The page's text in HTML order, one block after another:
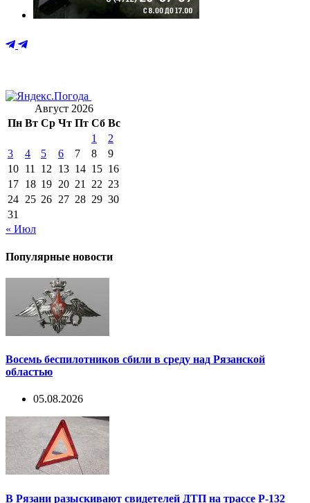
Август 2026
Пн Вт Ср Чт Пт Сб Вс
1
2
3
4 5 6 7 8
9
10 11 12 13 14 15 16
17 18 19 20 21 22 23
24 25 26 27 28 29 30
31
« Июл
Популярные новости
Восемь беспилотников сбили в среду над Рязанской
областью
05.08.2026
В Рязани разыскивают свидетелей ДТП на трассе Р-132